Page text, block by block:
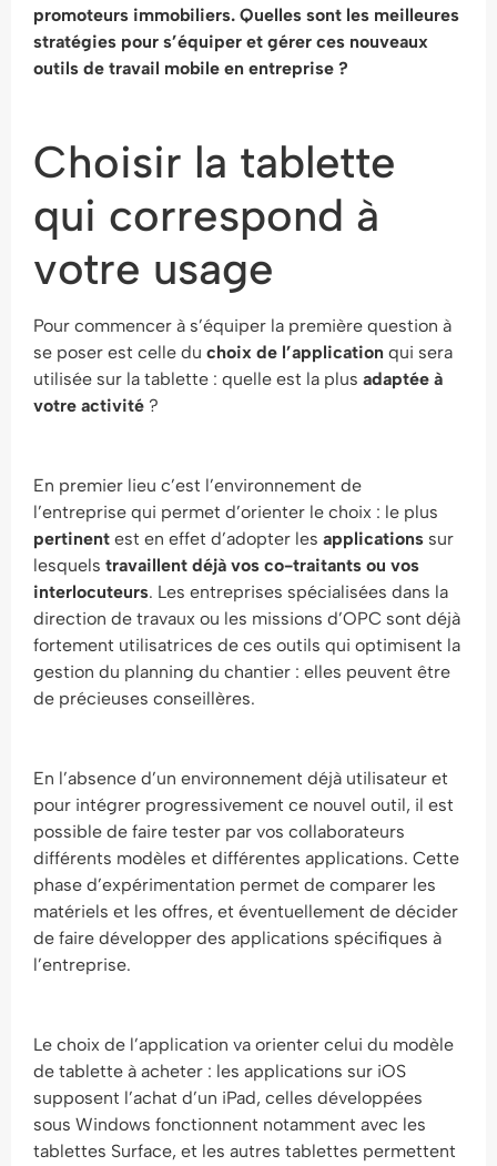
promoteurs immobiliers. Quelles sont les meilleures
stratégies pour s’équiper et gérer ces nouveaux
outils de travail mobile en entreprise ?
Choisir la tablette
qui correspond à
votre usage
Pour commencer à s’équiper la première question à
se poser est celle du choix de l’application qui sera
utilisée sur la tablette : quelle est la plus adaptée à
votre activité ?
En premier lieu c’est l’environnement de
l’entreprise qui permet d’orienter le choix : le plus
pertinent est en effet d’adopter les applications sur
lesquels travaillent déjà vos co-traitants ou vos
interlocuteurs. Les entreprises spécialisées dans la
direction de travaux ou les missions d’OPC sont déjà
fortement utilisatrices de ces outils qui optimisent la
gestion du planning du chantier : elles peuvent être
de précieuses conseillères.
En l’absence d’un environnement déjà utilisateur et
pour intégrer progressivement ce nouvel outil, il est
possible de faire tester par vos collaborateurs
différents modèles et différentes applications. Cette
phase d’expérimentation permet de comparer les
matériels et les offres, et éventuellement de décider
de faire développer des applications spécifiques à
l’entreprise.
Le choix de l’application va orienter celui du modèle
de tablette à acheter : les applications sur iOS
supposent l’achat d’un iPad, celles développées
sous Windows fonctionnent notamment avec les
tablettes Surface, et les autres tablettes permettent